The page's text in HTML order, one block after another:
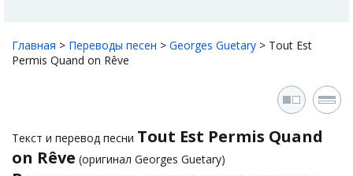
Главная > Переводы песен > Georges Guetary > Tout Est
Permis Quand on Rêve
Текст и перевод песни Tout Est Permis Quand
on Rêve (оригинал Georges Guetary)